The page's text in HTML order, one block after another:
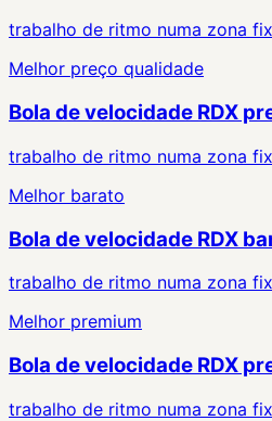
trabalho de ritmo numa zona
Melhor preço qualidade
Bola de velocidade RDX
trabalho de ritmo numa zona
Melhor barato
Bola de velocidade RDX
trabalho de ritmo numa zona
Melhor premium
Bola de velocidade RDX
trabalho de ritmo numa zona